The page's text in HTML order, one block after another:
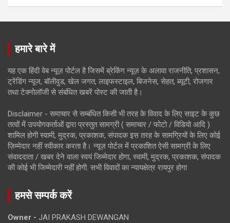
हमारे बारे में
यह एक हिंदी वेब न्यूज़ पोर्टल है जिसमें ब्रेकिंग न्यूज़ के अलावा राजनीति, प्रशासन,
ट्रेंडिंग न्यूज, बॉलीवुड, खेल जगत, लाइफस्टाइल, बिजनेस, सेहत, ब्यूटी, रोजगार
तथा टेक्नोलॉजी से संबंधित खबरें पोस्ट की जाती है।
Disclaimer - समाचार से सम्बंधित किसी भी तरह के विवाद के लिए साइट के कुछ
तत्वों में उपयोगकर्ताओं द्वारा प्रस्तुत सामग्री ( समाचार / फोटो / विडियो आदि )
शामिल होगी स्वामी, मुद्रक, प्रकाशक, संपादक इस तरह के सामग्रियों के लिए कोई
ज़िम्मेदार नहीं स्वीकार करता है। न्यूज़ पोर्टल में प्रकाशित ऐसी सामग्री के लिए
संवाददाता / खबर देने वाला स्वयं जिम्मेदार होगा, स्वामी, मुद्रक, प्रकाशक, संपादक
की कोई भी जिम्मेदारी नहीं होगी. सभी विवादों का न्यायक्षेत्र रायपुर होगा
हमसे सम्पर्क करें
Owner - JAI PRAKASH DEWANGAN